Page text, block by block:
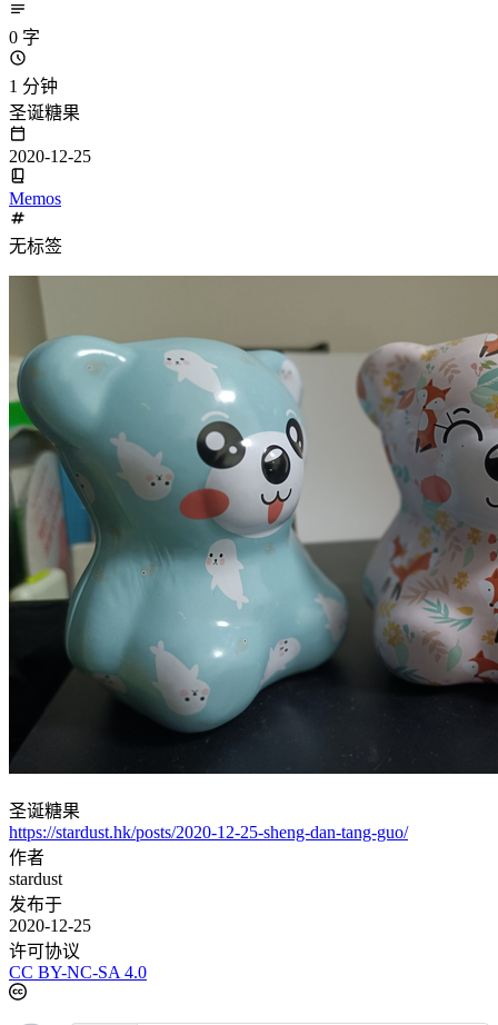
0 字
1 分钟
圣诞糖果
2020-12-25
Memos
无标签
圣诞糖果
https://stardust.hk/posts/2020-12-25-sheng-dan-tang-guo/
作者
stardust
发布于
2020-12-25
许可协议
CC BY-NC-SA 4.0